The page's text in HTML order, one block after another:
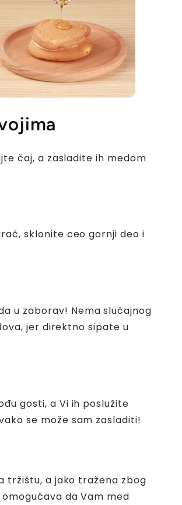
čaj, a zasladite ih medom
sklonite ceo gornji deo i
u zaborav! Nema slučajnog
jer direktno sipate u
gosti, a Vi ih poslužite
se može sam zasladiti!
tržištu, a jako tražena zbog
da Vam med